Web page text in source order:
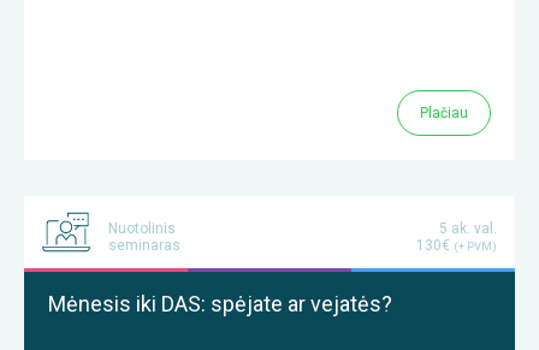
Plačiau
Nuotolinis
seminaras
5 ak. val.
130€ (+ PVM)
Mėnesis iki DAS: spėjate ar vejatės?